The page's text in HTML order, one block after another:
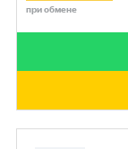
при обмене